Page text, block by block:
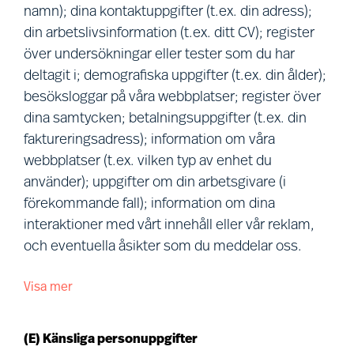
vid evenemang vi deltar i.
Samarbeten:Vi erhåller
personuppgifter när du samarbetar
med oss inom forskning eller i en
rådgivande/konsulterande funktion.
Relationsdata: Vi samlar in eller
erhåller personuppgifter inom ramen
för ordinarie kontakter med dig (t.ex.
när vi tillhandahåller en tjänst till dig
eller din arbetsgivare).
som vi hämtar från offentligt
erhåller personuppgifter som du
namn); dina kontaktuppgifter (t.ex. din adress);
din arbetslivsinformation (t.ex. ditt CV); register
över undersökningar eller tester som du har
deltagit i; demografiska uppgifter (t.ex. din ålder);
besöksloggar på våra webbplatser; register över
dina samtycken; betalningsuppgifter (t.ex. din
faktureringsadress); information om våra
webbplatser (t.ex. vilken typ av enhet du
använder); uppgifter om din arbetsgivare (i
förekommande fall); information om dina
interaktioner med vårt innehåll eller vår reklam,
och eventuella åsikter som du meddelar oss.
Vi behandlar följande kategorier av
Visa mer
(E) Känsliga personuppgifter